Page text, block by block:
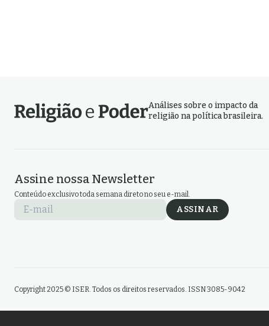
Análises sobre o impacto da
religião na política brasileira.
Assine nossa Newsletter
Conteúdo exclusivo toda semana direto no seu e-mail.
E-mail ASSINAR
Copyright 2025 © ISER. Todos os direitos reservados. ISSN 3085-9042